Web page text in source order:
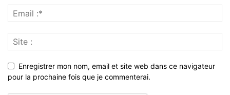
Enregistrer mon nom, email et site web dans ce navigateur
pour la prochaine fois que je commenterai.